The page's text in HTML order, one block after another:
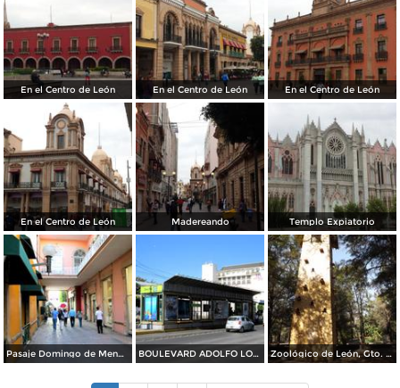
En el Centro de León En el Centro de León En el Centro de León
En el Centro de León Madereando Templo Expiatorio
Pasaje Domingo de Mendiola BOULEVARD ADOLFO LOPEZ MATEOS Zoológico de León, Gto. Noviembre/2012